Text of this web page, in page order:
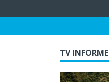
TV INFORME